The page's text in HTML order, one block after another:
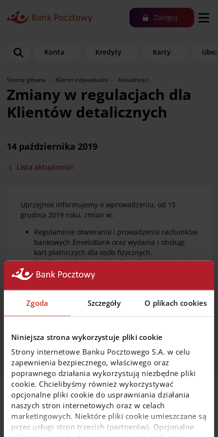
Zgoda Szczegóły O plikach cookies
Niniejsza strona wykorzystuje pliki cookie
Strony internetowe Banku Pocztowego S.A. w celu
zapewnienia bezpiecznego, właściwego oraz
poprawnego działania wykorzystują niezbędne pliki
cookie. Chcielibyśmy również wykorzystywać
opcjonalne pliki cookie do usprawniania działania
naszych stron internetowych oraz w celach
marketingowych. Niektóre pliki cookie umieszczane są
przez usługi stron trzecich (partnerów). Opcjonalne
Zaloguj
Konta Kredyty Karty
Strona główna Klienci indywidualni Aktualności
Zmiany w regulacjach dla
Klientów detalicznych
14 października 2019
Lista aktualności
Uprzejmie informujemy o wprowadzeniu, od 15
grudnia 2019 roku, zmian w:
Regulaminie otwierania i prowadzenia rachunków
bankowych EnveloBank oraz wydania i obsługi
kart płatniczych dla osób fizycznych.
Taryfie opłat i prowizji bankowych stosowanych
przez Bank Pocztowy S.A. dla Klientów
List informacyjny
Wykaz zmian do regulacji
Na skróty
Wybierz konto osobiste